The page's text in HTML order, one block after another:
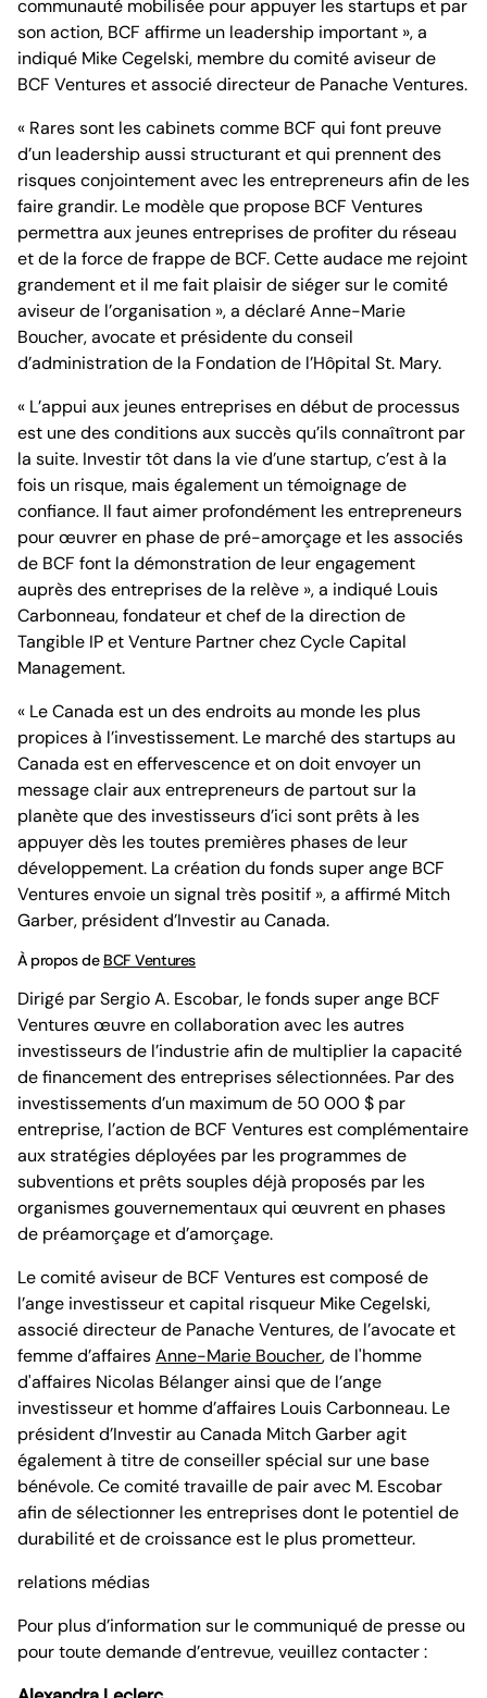
communauté mobilisée pour appuyer les startups et par
son action, BCF affirme un leadership important », a
indiqué Mike Cegelski, membre du comité aviseur de
BCF Ventures et associé directeur de Panache Ventures.
« Rares sont les cabinets comme BCF qui font preuve
d’un leadership aussi structurant et qui prennent des
risques conjointement avec les entrepreneurs afin de les
faire grandir. Le modèle que propose BCF Ventures
permettra aux jeunes entreprises de profiter du réseau
et de la force de frappe de BCF. Cette audace me rejoint
grandement et il me fait plaisir de siéger sur le comité
aviseur de l’organisation », a déclaré Anne-Marie
Boucher, avocate et présidente du conseil
d’administration de la Fondation de l’Hôpital St. Mary.
« L’appui aux jeunes entreprises en début de processus
est une des conditions aux succès qu’ils connaîtront par
la suite. Investir tôt dans la vie d’une startup, c’est à la
fois un risque, mais également un témoignage de
confiance. Il faut aimer profondément les entrepreneurs
pour œuvrer en phase de pré-amorçage et les associés
de BCF font la démonstration de leur engagement
auprès des entreprises de la relève », a indiqué Louis
Carbonneau, fondateur et chef de la direction de
Tangible IP et Venture Partner chez Cycle Capital
Management.
« Le Canada est un des endroits au monde les plus
propices à l’investissement. Le marché des startups au
Canada est en effervescence et on doit envoyer un
message clair aux entrepreneurs de partout sur la
planète que des investisseurs d’ici sont prêts à les
appuyer dès les toutes premières phases de leur
développement. La création du fonds super ange BCF
Ventures envoie un signal très positif », a affirmé Mitch
Garber, président d’Investir au Canada.
À propos de BCF Ventures
Dirigé par Sergio A. Escobar, le fonds super ange BCF
Ventures œuvre en collaboration avec les autres
investisseurs de l’industrie afin de multiplier la capacité
de financement des entreprises sélectionnées. Par des
investissements d’un maximum de 50 000 $ par
entreprise, l’action de BCF Ventures est complémentaire
aux stratégies déployées par les programmes de
subventions et prêts souples déjà proposés par les
organismes gouvernementaux qui œuvrent en phases
de préamorçage et d’amorçage.
Le comité aviseur de BCF Ventures est composé de
l’ange investisseur et capital risqueur Mike Cegelski,
associé directeur de Panache Ventures, de l’avocate et
femme d’affairesAnne-Marie Boucher, de l'homme
d'affaires Nicolas Bélanger ainsi que de l’ange
investisseur et homme d’affaires Louis Carbonneau. Le
président d’Investir au Canada Mitch Garber agit
également à titre de conseiller spécial sur une base
bénévole. Ce comité travaille de pair avec M. Escobar
afin de sélectionner les entreprises dont le potentiel de
durabilité et de croissance est le plus prometteur.
relations médias
Pour plus d’information sur le communiqué de presse ou
pour toute demande d’entrevue, veuillez contacter :